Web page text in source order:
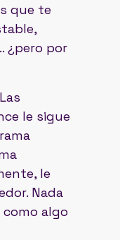
que te
¿pero por
le sigue
le
Nada
algo